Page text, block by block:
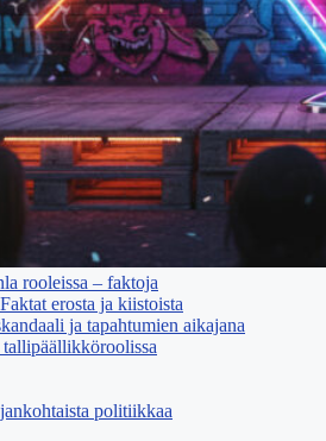
rooleissa – faktoja
erosta ja kiistoista
ja tapahtumien aikajana
politiikkaa